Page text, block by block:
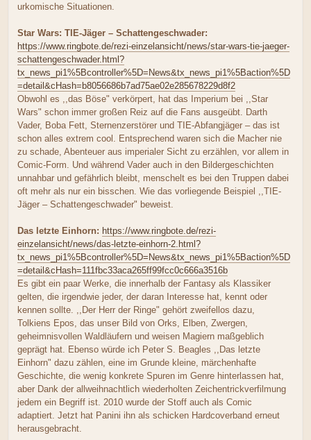
urkomische Situationen.
Star Wars: TIE-Jäger – Schattengeschwader:
https://www.ringbote.de/rezi-einzelansicht/news/star-wars-tie-jaeger-
schattengeschwader.html?
tx_news_pi1%5Bcontroller%5D=News&tx_news_pi1%5Baction%5D
=detail&cHash=b8056686b7ad75ae02e285678229d8f2
Obwohl es ,,das Böse" verkörpert, hat das Imperium bei ,,Star
Wars" schon immer großen Reiz auf die Fans ausgeübt. Darth
Vader, Boba Fett, Sternenzerstörer und TIE-Abfangjäger – das ist
schon alles extrem cool. Entsprechend waren sich die Macher nie
zu schade, Abenteuer aus imperialer Sicht zu erzählen, vor allem in
Comic-Form. Und während Vader auch in den Bildergeschichten
unnahbar und gefährlich bleibt, menschelt es bei den Truppen dabei
oft mehr als nur ein bisschen. Wie das vorliegende Beispiel ,,TIE-
Jäger – Schattengeschwader" beweist.
Das letzte Einhorn: https://www.ringbote.de/rezi-
einzelansicht/news/das-letzte-einhorn-2.html?
tx_news_pi1%5Bcontroller%5D=News&tx_news_pi1%5Baction%5D
=detail&cHash=111fbc33aca265ff99fcc0c666a3516b
Es gibt ein paar Werke, die innerhalb der Fantasy als Klassiker
gelten, die irgendwie jeder, der daran Interesse hat, kennt oder
kennen sollte. ,,Der Herr der Ringe" gehört zweifellos dazu,
Tolkiens Epos, das unser Bild von Orks, Elben, Zwergen,
geheimnisvollen Waldläufern und weisen Magiern maßgeblich
geprägt hat. Ebenso würde ich Peter S. Beagles ,,Das letzte
Einhorn" dazu zählen, eine im Grunde kleine, märchenhafte
Geschichte, die wenig konkrete Spuren im Genre hinterlassen hat,
aber Dank der allweihnachtlich wiederholten Zeichentrickverfilmung
jedem ein Begriff ist. 2010 wurde der Stoff auch als Comic
adaptiert. Jetzt hat Panini ihn als schicken Hardcoverband erneut
herausgebracht.